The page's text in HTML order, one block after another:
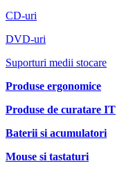
CD-uri
DVD-uri
Suporturi medii stocare
Produse ergonomice
Produse de curatare IT
Baterii si acumulatori
Mouse si tastaturi